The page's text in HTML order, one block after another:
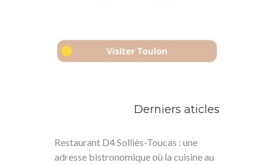
Derniers aticles
Restaurant D4 Solliès-Toucas : une
adresse bistronomique où la cuisine au